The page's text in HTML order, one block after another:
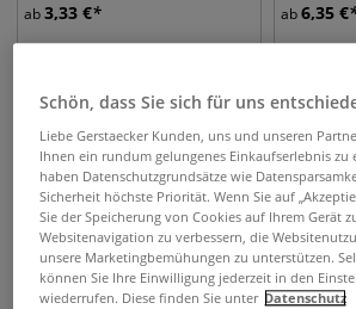
ab3,33 € ab6,35 €
Schön, dass Sie sich für uns
Liebe Gerstaecker Kunden, uns und unseren
Ihnen ein rundum gelungenes Einkaufserlebnis zu
haben Datenschutzgrundsätze wie
Sicherheit höchste Priorität. Wenn Sie auf
Sie der Speicherung von Cookies auf Ihrem Gerät
Websitenavigation zu verbessern, die
unsere Marketingbemühungen zu unterstützen.
können Sie Ihre Einwilligung jederzeit in den
wiederrufen. Diese finden Sie unter Datenschutz